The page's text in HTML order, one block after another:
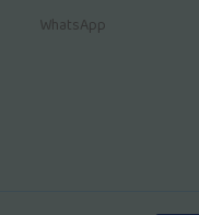
WhatsApp